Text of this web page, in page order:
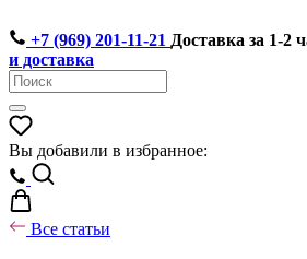
+7 (969) 201-11-21 Доставка за 1-2
и доставка
Вы добавили в избранное:
Все статьи